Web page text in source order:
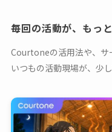
毎回の活動が、もっ
Courtoneの活用法や、サ
いつもの活動現場が、少